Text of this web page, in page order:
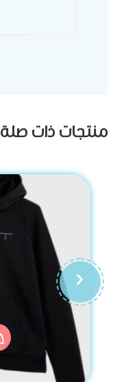
منتجات ذات صلة